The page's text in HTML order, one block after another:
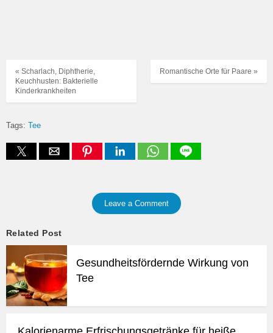
Romantische Orte für Paare »
« Scharlach, Diphtherie,
Keuchhusten: Bakterielle
Kinderkrankheiten
Tags: Tee
Leave a Comment
Related Post
Gesundheitsfördernde Wirkung von
Tee